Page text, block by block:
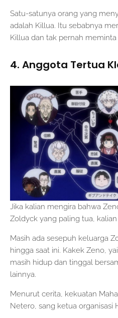
Satu-satunya orang yang
adalah Killua. Itu sebabnya
Killua dan tak pernah
4. Anggota Tertua
Jika kalian mengira bahwa
Zoldyck yang paling tua, kalian
Masih ada sesepuh keluarga
hingga saat ini. Kakek Zeno,
masih hidup dan tinggal
lainnya.
Menurut cerita, kekuatan
Netero, sang ketua organisasi